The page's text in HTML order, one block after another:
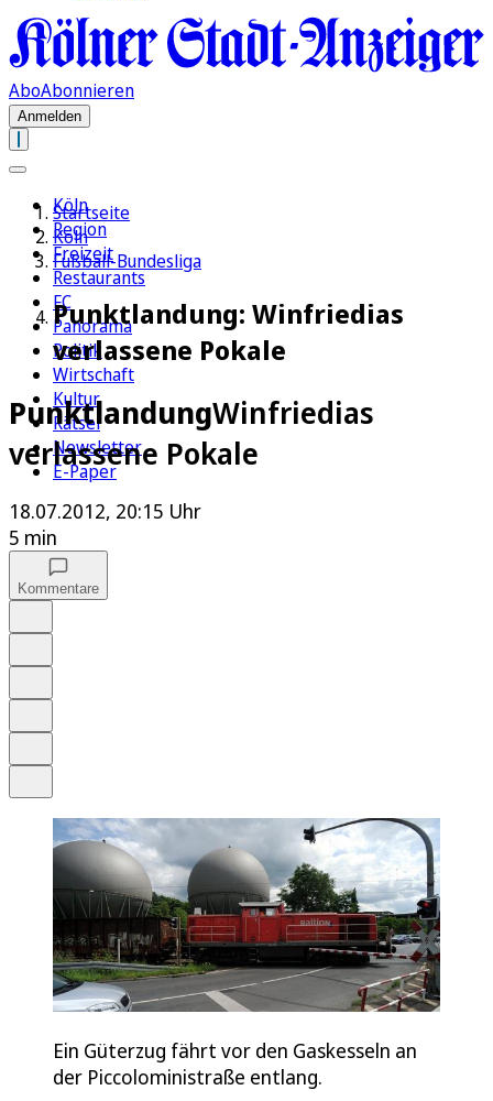
AboAbonnieren
Anmelden
Köln
Region
Freizeit
Restaurants
FC
Panorama
Politik
Wirtschaft
Kultur
Rätsel
Newsletter
E-Paper
Startseite
Köln
Fußball-Bundesliga
Punktlandung: Winfriedias
verlassene Pokale
PunktlandungWinfriedias
verlassene Pokale
18.07.2012, 20:15 Uhr
5 min
Kommentare
Ein Güterzug fährt vor den Gaskesseln an
der Piccoloministraße entlang.